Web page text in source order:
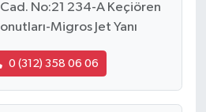
No:21 234-A Keçiören
Migros Jet Yanı
0 (312) 358 06 06